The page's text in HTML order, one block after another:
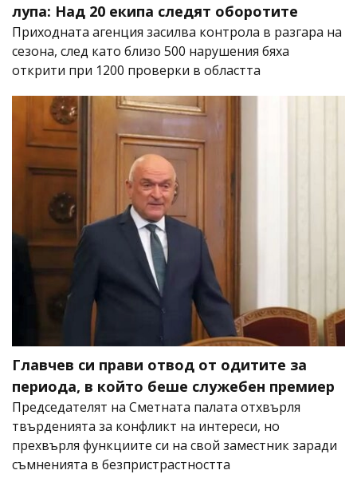
лупа: Над 20 екипа следят оборотите
Приходната агенция засилва контрола в разгара на
сезона, след като близо 500 нарушения бяха
открити при 1200 проверки в областта
Главчев си прави отвод от одитите за
периода, в който беше служебен премиер
Председателят на Сметната палата отхвърля
твърденията за конфликт на интереси, но
прехвърля функциите си на свой заместник заради
съмненията в безпристрастността